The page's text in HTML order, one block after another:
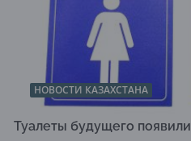
НОВОСТИ КАЗАХСТАНА
Туалеты будущего